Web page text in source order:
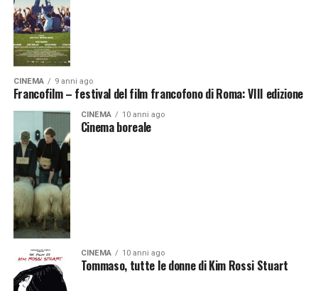
CINEMA 9 anni ago
Francofilm – festival del film francofono di Roma: VIII edizione
CINEMA 10 anni ago
Cinema boreale
CINEMA 10 anni ago
Tommaso, tutte le donne di Kim Rossi Stuart